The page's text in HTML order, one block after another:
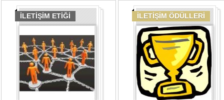
İLETİŞİM ETİĞİ İLETİŞİM ÖDÜLLERİ